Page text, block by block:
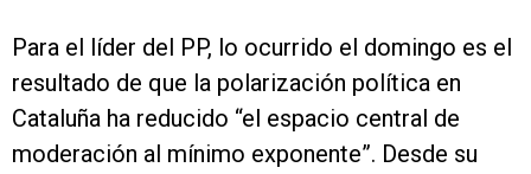
Para el líder del PP, lo ocurrido el domingo es el
resultado de que la polarización política en
Cataluña ha reducido “el espacio central de
moderación al mínimo exponente”. Desde su